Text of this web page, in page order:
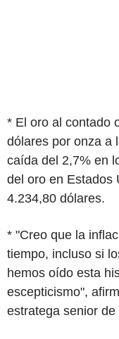
* El oro al contado
dólares por onza a
caída del 2,7% en
del oro en Estados
4.234,80 dólares.
* "Creo que la
tiempo, incluso si
hemos oído esta
escepticismo",
estratega senior